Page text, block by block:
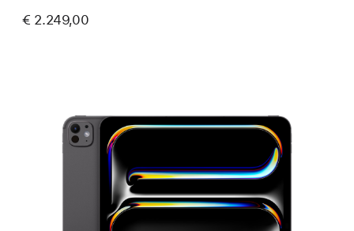
€ 2.249,00